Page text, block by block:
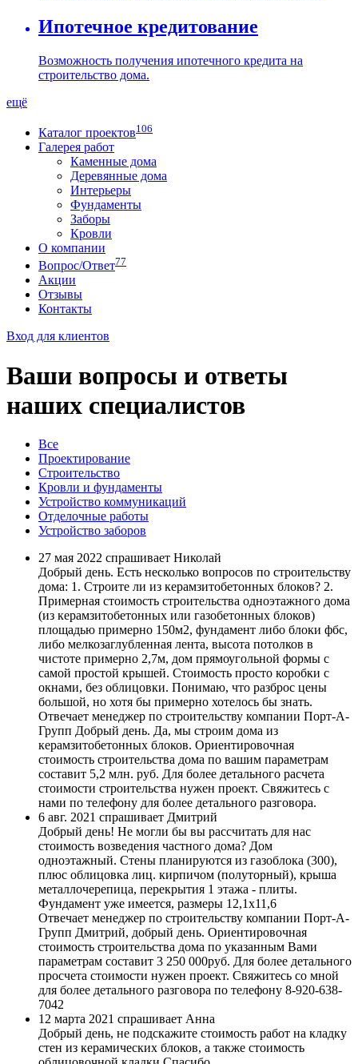
Ипотечное кредитование
Возможность получения ипотечного кредита на
строительство дома.
ещё
Каталог проектов106
Галерея работ
Каменные дома
Деревянные дома
Интерьеры
Фундаменты
Заборы
Кровли
О компании
Вопрос/Ответ77
Акции
Отзывы
Контакты
Вход для клиентов
Ваши вопросы и ответы
наших специалистов
Все
Проектирование
Строительство
Кровли и фундаменты
Устройство коммуникаций
Отделочные работы
Устройство заборов
27 мая 2022 спрашивает Николай
Добрый день. Есть несколько вопросов по строительству
дома: 1. Строите ли из керамзитобетонных блоков? 2.
Примерная стоимость строительства одноэтажного дома
(из керамзитобетонных или газобетонных блоков)
площадью примерно 150м2, фундамент либо блоки фбс,
либо мелкозаглубленная лента, высота потолков в
чистоте примерно 2,7м, дом прямоугольной формы с
самой простой крышей. Стоимость просто коробки с
окнами, без облицовки. Понимаю, что разброс цены
большой, но хотя бы примерно хотелось бы знать.
Отвечает менеджер по строительству компании Порт-А-
Групп Добрый день. Да, мы строим дома из
керамзитобетонных блоков. Ориентировочная
стоимость строительства дома по вашим параметрам
составит 5,2 млн. руб. Для более детального расчета
стоимости строительства нужен проект. Свяжитесь с
нами по телефону для более детального разговора.
6 авг. 2021 спрашивает Дмитрий
Добрый день! Не могли бы вы рассчитать для нас
стоимость возведения частного дома? Дом
одноэтажный. Стены планируются из газоблока (300),
плюс облицовка лиц. кирпичом (полуторный), крыша
металлочерепица, перекрытия 1 этажа - плиты.
Фундамент уже имеется, размеры 12,1х11,6
Отвечает менеджер по строительству компании Порт-А-
Групп Дмитрий, добрый день. Ориентировочная
стоимость строительства дома по указанным Вами
параметрам составит 3 250 000руб. Для более детального
просчета стоимости нужен проект. Свяжитесь со мной
для более детального разговора по телефону 8-920-638-
7042
12 марта 2021 спрашивает Анна
Добрый день, не подскажите стоимость работ на кладку
стен из керамических блоков, а также стоимость